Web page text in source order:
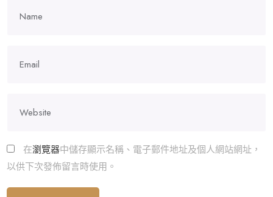
在瀏覽器中儲存顯示名稱、電子郵件地址及個人網站網址，
以供下次發佈留言時使用。